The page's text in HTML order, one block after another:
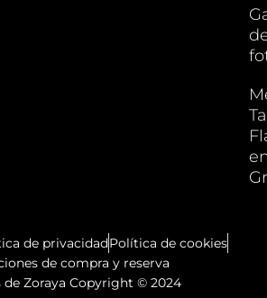
de privacidadPolítica de cookies
de compra y reserva
de Zoraya Copyright © 2024